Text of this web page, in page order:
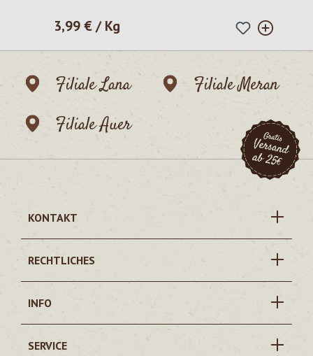
Regulärer Preis:
3,99 € / Kg
Filiale Lana
Filiale Meran
Filiale Auer
KONTAKT
RECHTLICHES
INFO
SERVICE